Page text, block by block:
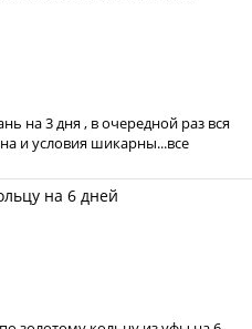
на 3 дня , в очередной раз вся
и условия шикарны...все